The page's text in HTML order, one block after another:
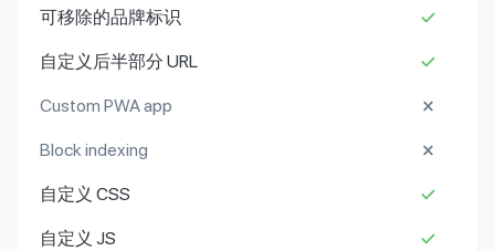
可移除的品牌标识
自定义后半部分 URL
Custom PWA app
Block indexing
自定义 CSS
自定义 JS